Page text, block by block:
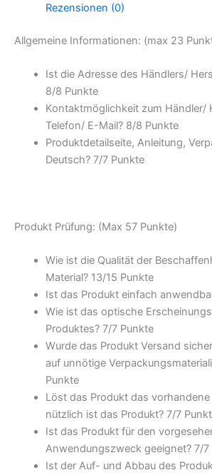
Rezensionen (0)
Allgemeine Informationen: (max 23
Ist die Adresse des Händlers/
8/8 Punkte
Kontaktmöglichkeit zum Händler/
Telefon/ E-Mail? 8/8 Punkte
Produktdetailseite, Anleitung,
Deutsch? 7/7 Punkte
Produkt Prüfung: (Max 57 Punkte)
Wie ist die Qualität der
Material? 13/15 Punkte
Ist das Produkt einfach
Wie ist das optische
Produktes? 7/7 Punkte
Wurde das Produkt Versand
auf unnötige
Punkte
Löst das Produkt das vorhandene
nützlich ist das Produkt? 7/7
Ist das Produkt für den
Anwendungszweck geeignet? 7/7
Ist der Auf- und Abbau des